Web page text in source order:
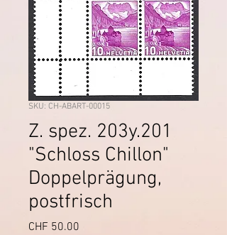
SKU: CH-ABART-00015
Z. spez. 203y.201
"Schloss Chillon"
Doppelprägung,
postfrisch
CHF 50.00